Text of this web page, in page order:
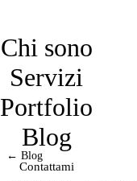
Chi sono
Servizi
Portfolio
Blog
Contattami
← Blog